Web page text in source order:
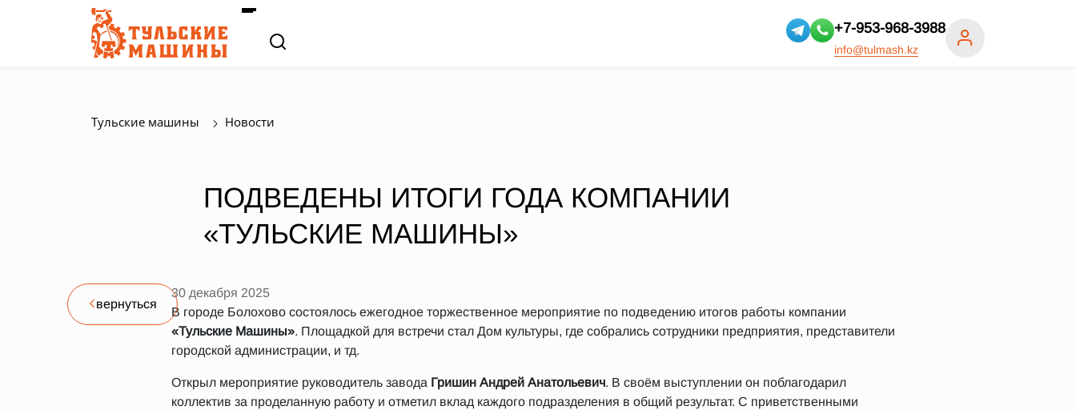
+7-953-968-3988
info@tulmash.kz
Тульские машины Новости
ПОДВЕДЕНЫ ИТОГИ ГОДА КОМПАНИИ
«ТУЛЬСКИЕ МАШИНЫ»
вернуться
30 декабря 2025
В городе Болохово состоялось ежегодное торжественное мероприятие по подведению итогов работы компании
«Тульские Машины». Площадкой для встречи стал Дом культуры, где собрались сотрудники предприятия, представители
городской администрации, и тд.
Открыл мероприятие руководитель завода Гришин Андрей Анатольевич. В своём выступлении он поблагодарил
коллектив за проделанную работу и отметил вклад каждого подразделения в общий результат. С приветственными